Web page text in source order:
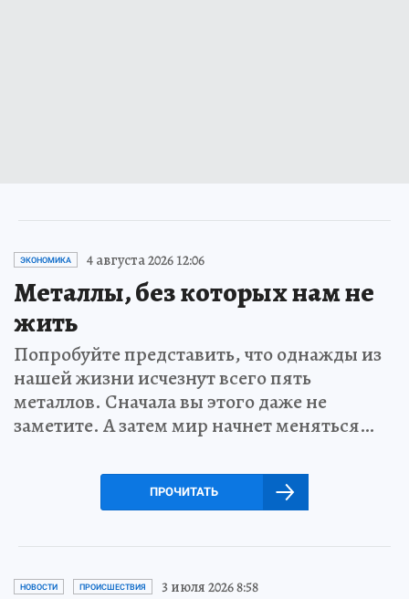
ЭКОНОМИКА 4 августа 2026 12:06
Металлы, без которых нам не
жить
Попробуйте представить, что однажды из
нашей жизни исчезнут всего пять
металлов. Сначала вы этого даже не
заметите. А затем мир начнет меняться…
ПРОЧИТАТЬ
НОВОСТИ ПРОИСШЕСТВИЯ 3 июля 2026 8:58